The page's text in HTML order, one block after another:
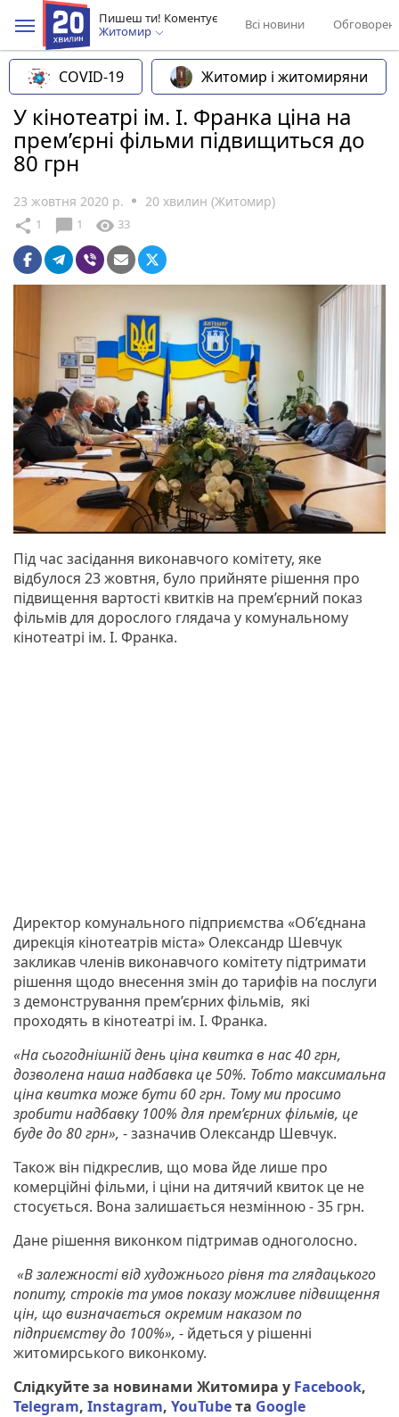
Пишеш ти! Коментує
Житомир
Всі новини
COVID-19 Житомир і житомиряни
У кінотеатрі ім. І. Франка ціна на
прем’єрні фільми підвищиться до
80 грн
23 жовтня 2020 р. 20 хвилин (Житомир)
share 1 chat_bubble 1 visibility 33
Під час засідання виконавчого комітету, яке
відбулося 23 жовтня, було прийняте рішення про
підвищення вартості квитків на прем’єрний показ
фільмів для дорослого глядача у комунальному
кінотеатрі ім. І. Франка.
Директор комунального підприємства «Об’єднана
дирекція кінотеатрів міста» Олександр Шевчук
закликав членів виконавчого комітету підтримати
рішення щодо внесення змін до тарифів на послуги
з демонстрування прем’єрних фільмів, які
проходять в кінотеатрі ім. І. Франка.
«На сьогоднішній день ціна квитка в нас 40 грн,
дозволена наша надбавка це 50%. Тобто максимальна
ціна квитка може бути 60 грн. Тому ми просимо
зробити надбавку 100% для прем’єрних фільмів, це
буде до 80 грн», - зазначив Олександр Шевчук.
Також він підкреслив, що мова йде лише про
комерційні фільми, і ціни на дитячий квиток це не
стосується. Вона залишається незмінною - 35 грн.
Дане рішення виконком підтримав одноголосно.
«В залежності від художнього рівня та глядацького
попиту, строків та умов показу можливе підвищення
цін, що визначається окремим наказом по
підприємству до 100%», - йдеться у рішенні
житомирського виконкому.
Слідкуйте за новинами Житомира у Facebook,
Telegram, Instagram, YouTubeта Google